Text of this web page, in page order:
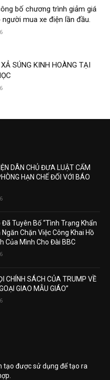
bố chương trình giảm giá
mua xe điện lần đầu.
SÚNG KINH HOÀNG TẠI
DÂN CHỦ ĐƯA LUẬT CẤM
HẠN CHẾ ĐỐI VỚI BÁO
Tuyên Bố “Tình Trạng Khẩn
Ngăn Chặn Việc Công Khai Hồ
Của Mình Cho Đài BBC
CHÍNH SÁCH CỦA TRUMP VỀ
GIAO MẪU GIÁO”
tạo được sử dụng để tạo ra